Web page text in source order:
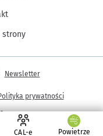
- wroclaw.pl
CAL-e Powietrze
strony
Newsletter
prywatności